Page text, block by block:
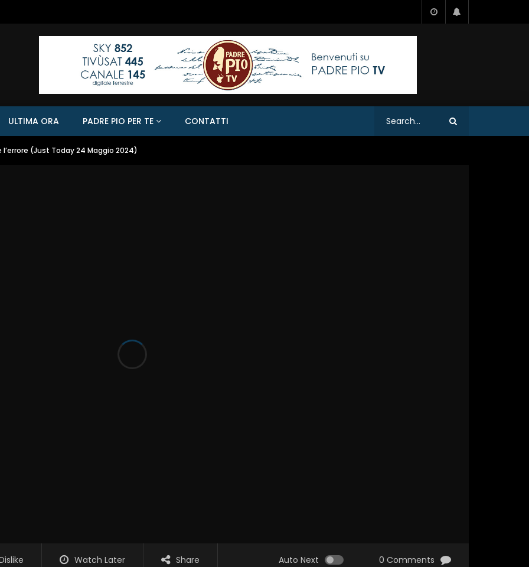
ULTIMA ORA PADRE PIO PER TE CONTATTI
(Just Today 24 Maggio 2024)
Watch Later Share Auto Next 0 Comments